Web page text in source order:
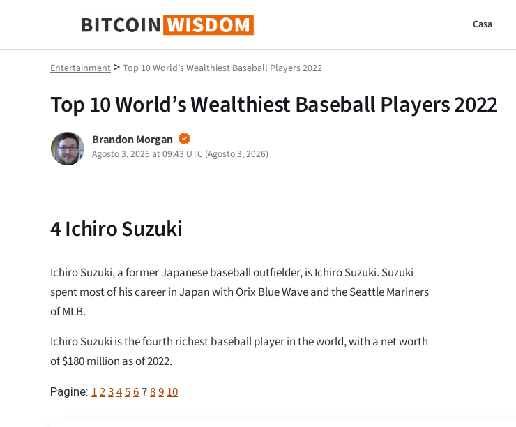
Saggezza Bitcoin
Casa
Entertainment > Top 10 World’s Wealthiest Baseball Players 2022
Top 10 World’s Wealthiest Baseball Players 2022
Brandon Morgan
Agosto 3, 2026 at 09:43 UTC (Agosto 3, 2026)
4Ichiro Suzuki
Ichiro Suzuki, a former Japanese baseball outfielder, is Ichiro Suzuki. Suzuki
spent most of his career in Japan with Orix Blue Wave and the Seattle Mariners
of MLB.
Ichiro Suzuki is the fourth richest baseball player in the world, with a net worth
of $180 million as of 2022.
Pagine: 12345678910